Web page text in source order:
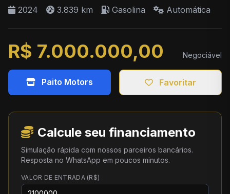
2024 3.839 km Gasolina Automática
R$ 7.000.000,00 Negociável
Paito Motors Favoritar
Calcule seu financiamento
Simulação rápida com nossos parceiros bancários.
Resposta no WhatsApp em poucos minutos.
VALOR DE ENTRADA (R$)